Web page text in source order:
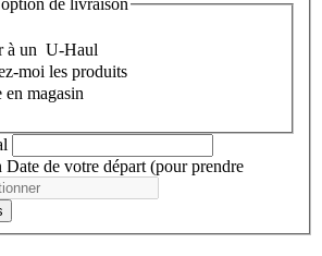
de livraison
à un U-Haul
moi les produits
en magasin
Date de votre départ (pour prendre